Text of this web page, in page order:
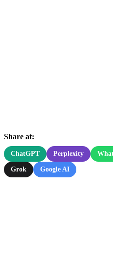
Share at:
ChatGPT Perplexity
Grok Google AI